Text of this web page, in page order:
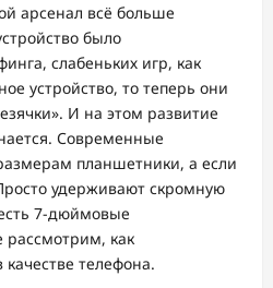
арсенал всё больше
было
слабеньких игр, как
устройство, то теперь они
И на этом развитие
Современные
планшетники, а если
удерживают скромную
7-дюймовые
рассмотрим, как
телефона.